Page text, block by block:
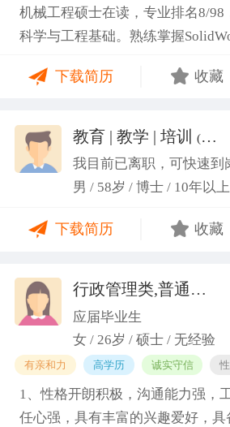
机械工程硕士在读，专业排名8/98
科学与工程基础。熟练掌握
2项天津市科研项目，擅长实验设
优秀的团队协作与沟通协调能力
科研严谨性融入实践工作中
下载简历 收藏
教育 | 教学 | 培训 (汤山文)
我目前已离职，可快速到
男 / 58岁 / 博士 / 10年以上
下载简历 收藏
行政管理类,普通教师类
应届毕业生
女 / 26岁 / 硕士 / 无经验
有亲和力 高学历 诚实守信
1、性格开朗积极，沟通能力强，
任心强，具有丰富的兴趣爱好，